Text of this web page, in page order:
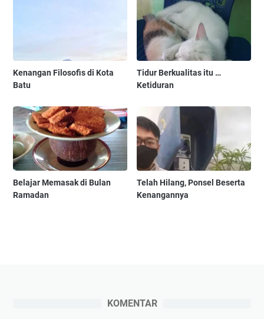
Kenangan Filosofis di Kota
Batu
Tidur Berkualitas itu …
Ketiduran
Belajar Memasak di Bulan
Ramadan
Telah Hilang, Ponsel Beserta
Kenangannya
KOMENTAR